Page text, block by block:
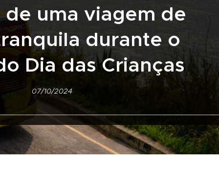
uma viagem de
durante o
Dia das Crianças
07/10/2024